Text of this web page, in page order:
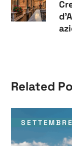
Related